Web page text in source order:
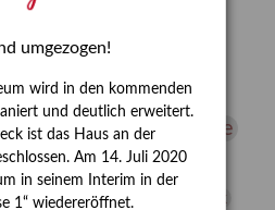
Lindenau
Enteignung
estrusker Exlibris
Festrede Florenz Fotografie
und heute
Preis
Gerhard Kurt Müller
umgezogen!
wird in den kommenden
und deutlich erweitert.
ist das Haus an der
Am 14. Juli 2020
in seinem Interim in der
1“ wiedereröffnet.